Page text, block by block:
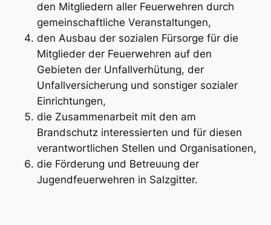
den Mitgliedern aller Feuerwehren durch
gemeinschaftliche Veranstaltungen,
den Ausbau der sozialen Fürsorge für die
Mitglieder der Feuerwehren auf den
Gebieten der Unfallverhütung, der
Unfallversicherung und sonstiger sozialer
Einrichtungen,
die Zusammenarbeit mit den am
Brandschutz interessierten und für diesen
verantwortlichen Stellen und Organisationen,
die Förderung und Betreuung der
Jugendfeuerwehren in Salzgitter.